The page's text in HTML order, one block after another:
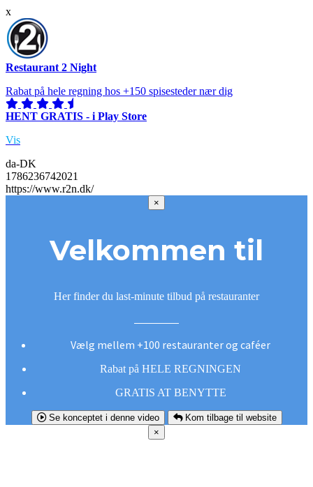
x
Restaurant 2 Night
Rabat på hele regning hos +150 spisesteder nær dig
HENT GRATIS - i Play Store
Vis
da-DK
1786236742021
https://www.r2n.dk/
×
Velkommen til
Her finder du last-minute tilbud på restauranter
Vælg mellem +100 restauranter og caféer
Rabat på HELE REGNINGEN
GRATIS AT BENYTTE
Se konceptet i denne video
Kom tilbage til website
×